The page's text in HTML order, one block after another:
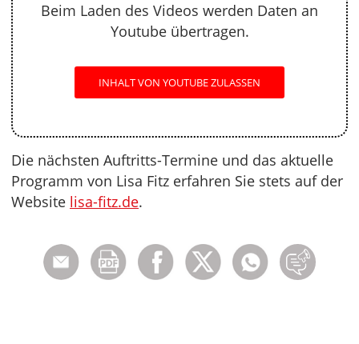
Beim Laden des Videos werden Daten an
Youtube übertragen.
INHALT VON YOUTUBE ZULASSEN
Die nächsten Auftritts-Termine und das aktuelle
Programm von Lisa Fitz erfahren Sie stets auf der
Website lisa-fitz.de.